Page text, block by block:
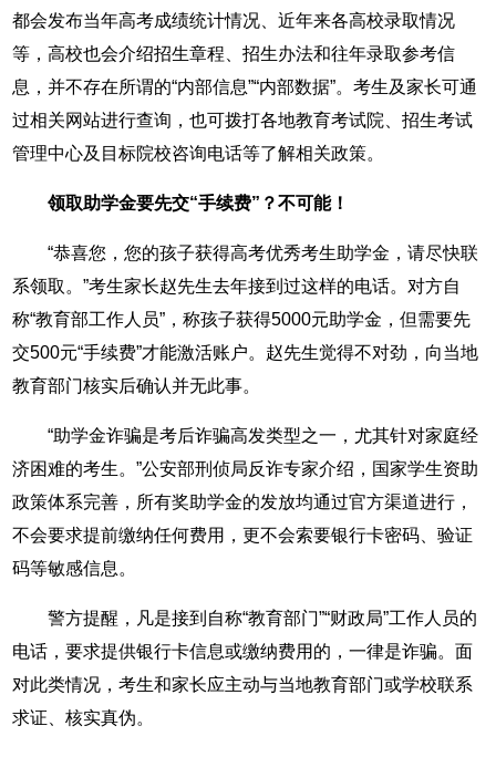
都会发布当年高考成绩统计情况、近年来各高校录取情况
等，高校也会介绍招生章程、招生办法和往年录取参考信
息，并不存在所谓的“内部信息”“内部数据”。考生及家长可通
过相关网站进行查询，也可拨打各地教育考试院、招生考试
管理中心及目标院校咨询电话等了解相关政策。
领取助学金要先交“手续费”？不可能！
“恭喜您，您的孩子获得高考优秀考生助学金，请尽快联
系领取。”考生家长赵先生去年接到过这样的电话。对方自
称“教育部工作人员”，称孩子获得5000元助学金，但需要先
交500元“手续费”才能激活账户。赵先生觉得不对劲，向当地
教育部门核实后确认并无此事。
“助学金诈骗是考后诈骗高发类型之一，尤其针对家庭经
济困难的考生。”公安部刑侦局反诈专家介绍，国家学生资助
政策体系完善，所有奖助学金的发放均通过官方渠道进行，
不会要求提前缴纳任何费用，更不会索要银行卡密码、验证
码等敏感信息。
警方提醒，凡是接到自称“教育部门”“财政局”工作人员的
电话，要求提供银行卡信息或缴纳费用的，一律是诈骗。面
对此类情况，考生和家长应主动与当地教育部门或学校联系
求证、核实真伪。